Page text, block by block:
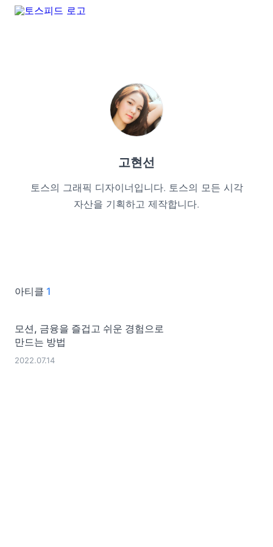
고현선
토스의 그래픽 디자이너입니다. 토스의 모든 시각
자산을 기획하고 제작합니다.
아티클 1
모션, 금융을 즐겁고 쉬운 경험으로
만드는 방법
2022.07.14